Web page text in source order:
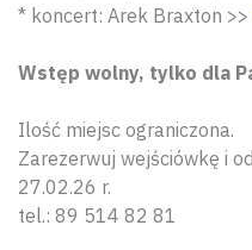
* koncert: Arek Braxton >>
Wstęp wolny, tylko dla
Ilość miejsc ograniczona.
Zarezerwuj wejściówkę i
27.02.26 r.
tel.: 89 514 82 81